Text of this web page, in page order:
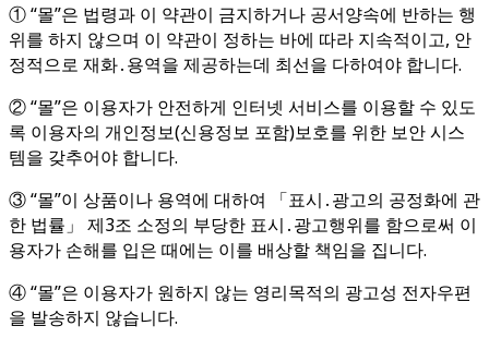
① “몰”은 법령과 이 약관이 금지하거나 공서양속에 반하는 행
위를 하지 않으며 이 약관이 정하는 바에 따라 지속적이고, 안
정적으로 재화․용역을 제공하는데 최선을 다하여야 합니다.
② “몰”은 이용자가 안전하게 인터넷 서비스를 이용할 수 있도
록 이용자의 개인정보(신용정보 포함)보호를 위한 보안 시스
템을 갖추어야 합니다.
③ “몰”이 상품이나 용역에 대하여 「표시․광고의 공정화에 관
한 법률」 제3조 소정의 부당한 표시․광고행위를 함으로써 이
용자가 손해를 입은 때에는 이를 배상할 책임을 집니다.
④ “몰”은 이용자가 원하지 않는 영리목적의 광고성 전자우편
을 발송하지 않습니다.